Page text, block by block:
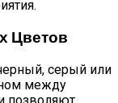
Цветов
серый или
между